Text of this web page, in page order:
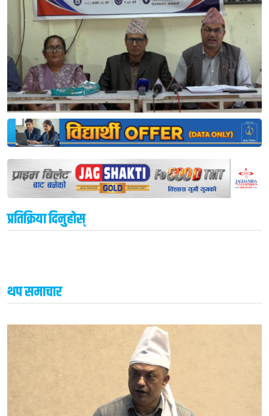
प्रतिक्रिया दिनुहोस्
थप समाचार